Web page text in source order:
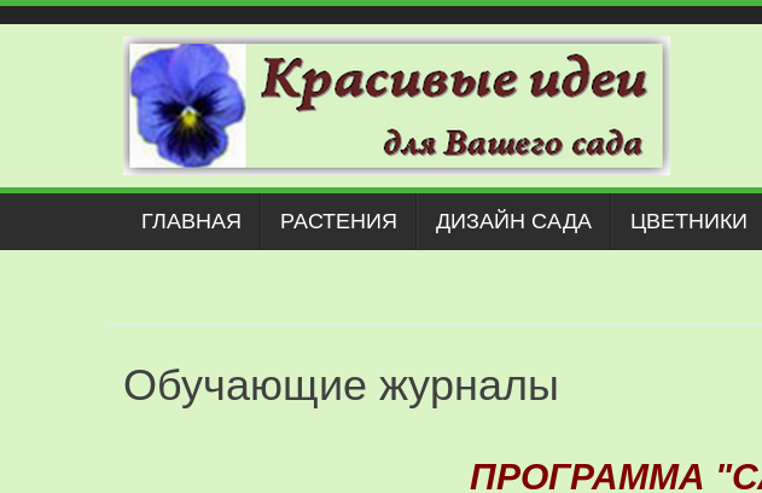
Наверх
ГЛАВНАЯ РАСТЕНИЯ ДИЗАЙН САДА ЦВЕТНИКИ
Обучающие журналы
ПРОГРАММА